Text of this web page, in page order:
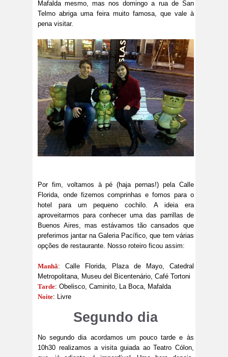
Mafalda mesmo, mas nos domingo a rua de San
Telmo abriga uma feira muito famosa, que vale à
pena visitar.
Por fim, voltamos à pé (haja pernas!) pela Calle
Florida, onde fizemos comprinhas e fomos para o
hotel para um pequeno cochilo. A ideia era
aproveitarmos para conhecer uma das parrillas de
Buenos Aires, mas estávamos tão cansados que
preferimos jantar na Galeria Pacífico, que tem várias
opções de restaurante. Nosso roteiro ficou assim:
Manhã: Calle Florida, Plaza de Mayo, Catedral
Metropolitana, Museu del Bicentenário, Café Tortoni
Tarde: Obelisco, Caminito, La Boca, Mafalda
Noite: Livre
Segundo dia
No segundo dia acordamos um pouco tarde e às
10h30 realizamos a visita guiada ao Teatro Cólon,